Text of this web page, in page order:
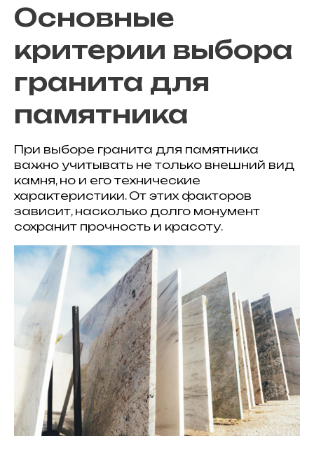
Основные
критерии выбора
гранита для
памятника
При выборе гранита для памятника
важно учитывать не только внешний вид
камня, но и его технические
характеристики. От этих факторов
зависит, насколько долго монумент
сохранит прочность и красоту.